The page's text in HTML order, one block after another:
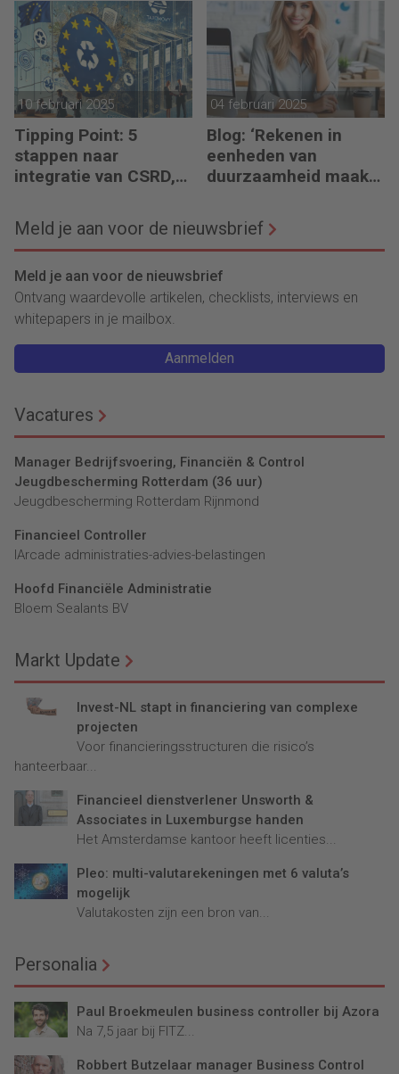
verduurzamen)
10 februari 2025
Tipping Point: 5
stappen naar
integratie van CSRD,
04 februari 2025
Blog: ‘Rekenen in
eenheden van
duurzaamheid maakt
Meld je aan voor de nieuwsbrief
Meld je aan voor de nieuwsbrief
Ontvang waardevolle artikelen, checklists, interviews en
whitepapers in je mailbox.
Aanmelden
Vacatures
Manager Bedrijfsvoering, Financiën & Control
Jeugdbescherming Rotterdam (36 uur)
Jeugdbescherming Rotterdam Rijnmond
Financieel Controller
lArcade administraties-advies-belastingen
Hoofd Financiële Administratie
Bloem Sealants BV
Markt Update
Invest-NL stapt in financiering van complexe
projecten
Voor financieringsstructuren die risico’s
hanteerbaar...
Financieel dienstverlener Unsworth &
Associates in Luxemburgse handen
Het Amsterdamse kantoor heeft licenties...
Pleo: multi-valutarekeningen met 6 valuta’s
mogelijk
Valutakosten zijn een bron van...
Personalia
Paul Broekmeulen business controller bij Azora
Na 7,5 jaar bij FITZ...
Robbert Butzelaar manager Business Control